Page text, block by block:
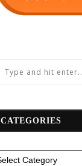
CATEGORIES